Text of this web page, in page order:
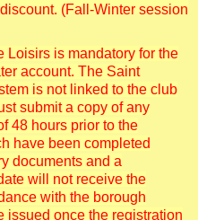
(Fall-Winter session
Loisirs is mandatory for the
account. The Saint
is not linked to the club
submit a copy of any
48 hours prior to the
have been completed
documents and a
will not receive the
with the borough
issued once the registration